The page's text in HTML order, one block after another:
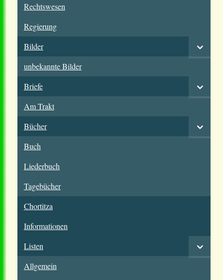
Rechtswesen
Regierung
Bilder
unbekannte Bilder
Briefe
Am Trakt
Bücher
Buch
Liederbuch
Tagebücher
Chortitza
Informationen
Listen
Allgemein